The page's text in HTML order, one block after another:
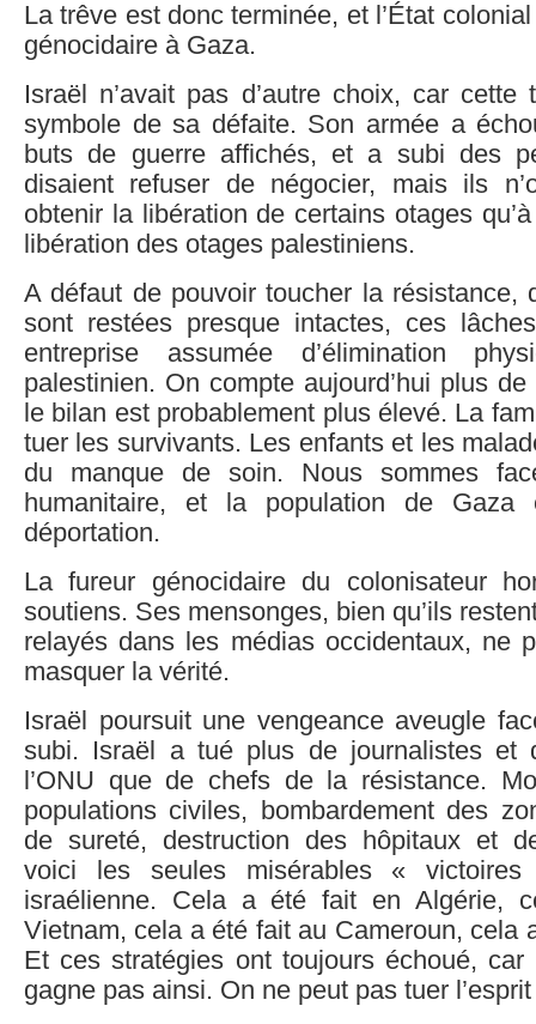
La trêve est donc terminée, et l’État
génocidaire à Gaza.
Israël n’avait pas d’autre choix, car
symbole de sa défaite. Son armée a
buts de guerre affichés, et a subi des
disaient refuser de négocier, mais ils
obtenir la libération de certains otages
libération des otages palestiniens.
A défaut de pouvoir toucher la résistance,
sont restées presque intactes, ces
entreprise assumée d’élimination
palestinien. On compte aujourd’hui plus
le bilan est probablement plus élevé. La
tuer les survivants. Les enfants et les
du manque de soin. Nous sommes
humanitaire, et la population de Gaza
déportation.
La fureur génocidaire du colonisateur
soutiens. Ses mensonges, bien qu’ils
relayés dans les médias occidentaux, ne
masquer la vérité.
Israël poursuit une vengeance aveugle
subi. Israël a tué plus de journalistes et
l’ONU que de chefs de la résistance.
populations civiles, bombardement des
de sureté, destruction des hôpitaux et
voici les seules misérables « victoires
israélienne. Cela a été fait en Algérie,
Vietnam, cela a été fait au Cameroun, cela
Et ces stratégies ont toujours échoué,
gagne pas ainsi. On ne peut pas tuer